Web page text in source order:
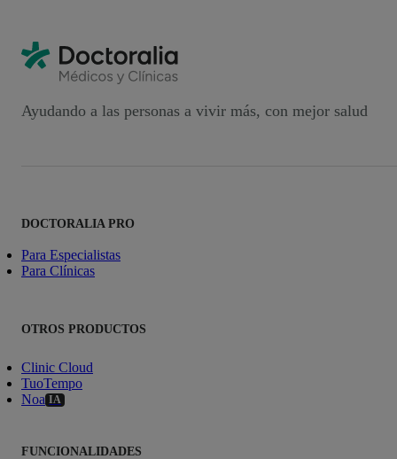
Ayudando a las personas a vivir más, con mejor salud
DOCTORALIA PRO
Para Especialistas
Para Clínicas
OTROS PRODUCTOS
Clinic Cloud
TuoTempo
Noa IA
FUNCIONALIDADES